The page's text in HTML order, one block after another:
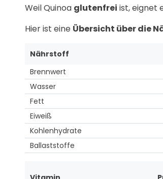
Weil Quinoa glutenfrei ist, eignet
Hier ist eine Übersicht über die
Nährstoff
Brennwert
Wasser
Fett
Eiweiß
Kohlenhydrate
Ballaststoffe